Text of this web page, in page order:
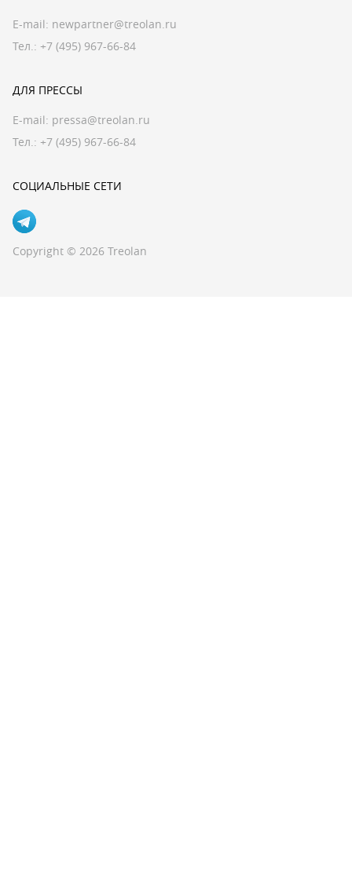
E-mail: newpartner@treolan.ru
Тел.: +7 (495) 967-66-84
ДЛЯ ПРЕССЫ
E-mail: pressa@treolan.ru
Тел.: +7 (495) 967-66-84
СОЦИАЛЬНЫЕ СЕТИ
Copyright © 2026 Treolan